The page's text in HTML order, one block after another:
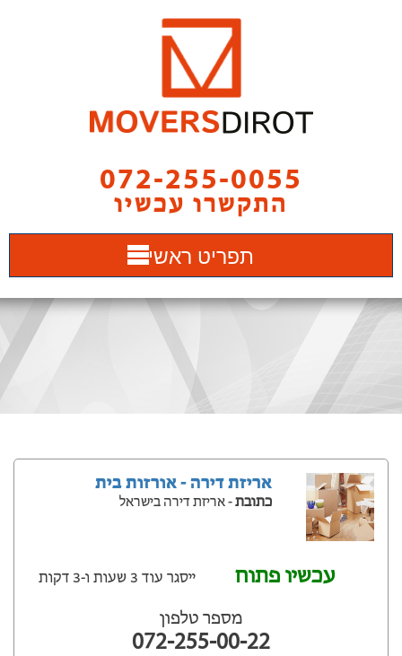
072-255-0055
התקשרו עכשיו
תפריט ראשי
אריזת דירה - אורזות בית
כתובת- אריזת דירה בישראל
עכשיו פתוח ייסגר עוד 3 שעות ‫ו-3 דקות
מספר טלפון
072-255-00-22